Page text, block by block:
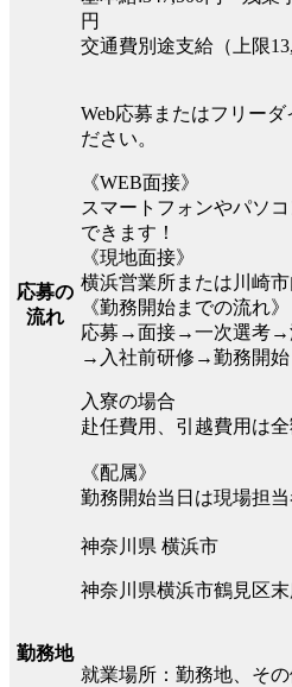
円
交通費別途支給（上限
応募の
流れ
Web応募またはフリー
ださい。
《WEB面接》
スマートフォンやパソ
できます！
《現地面接》
横浜営業所または川崎
《勤務開始までの流れ》
応募→面接→一次選考→
→入社前研修→勤務開始
入寮の場合
赴任費用、引越費用は全
《配属》
勤務開始当日は現場担当
勤務地
神奈川県 横浜市
神奈川県横浜市鶴見区末
就業場所：勤務地、そ